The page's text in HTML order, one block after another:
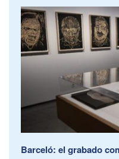
Barceló: el grabado